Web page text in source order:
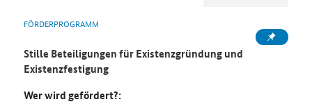
FÖRDERPROGRAMM
Stille Beteiligungen für Existenzgründung und
Existenzfestigung
Wer wird gefördert?: